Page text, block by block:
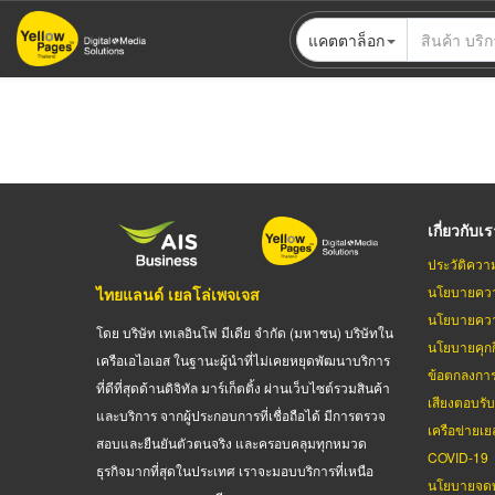
ข้าม
ไป
แคตตาล็อก
ไทยแลนด์ เยลโล่เพจเจส
โดย บริษัท เทเลอินโฟ มีเดีย จำกัด (มหาชน) บริษัทใน
เครือเอไอเอส ในฐานะผู้นำที่ไม่เคยหยุดพัฒนาบริการ
ที่ดีที่สุดด้านดิจิทัล มาร์เก็ตติ้ง ผ่านเว็บไซต์รวมสินค้า
และบริการ จากผู้ประกอบการที่เชื่อถือได้ มีการตรวจ
สอบและยืนยันตัวตนจริง และครอบคลุมทุกหมวด
ธุรกิจมากที่สุดในประเทศ เราจะมอบบริการที่เหนือ
เกี่ยวกับเ
ประวัติควา
นโยบายค
นโยบายคว
นโยบายคุก
ข้อตกลงกา
เสียงตอบ
เครือข่ายเ
COVID-19
นโยบายจด